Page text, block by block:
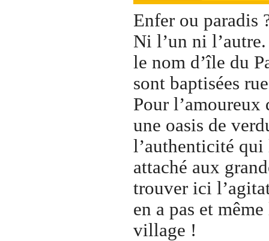
Enfer ou paradis
Ni l’un ni
le nom d’île du
sont baptisées
Pour l’amoureux
une oasis de
l’authenticité
attaché aux
trouver ici
en a pas et
village !